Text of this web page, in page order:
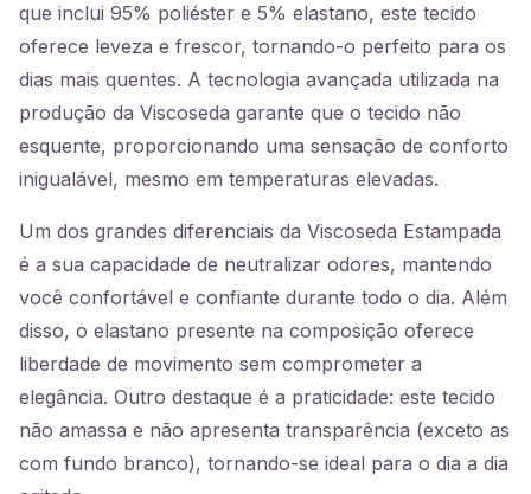
que inclui 95% poliéster e 5% elastano, este tecido
oferece leveza e frescor, tornando-o perfeito para os
dias mais quentes. A tecnologia avançada utilizada na
produção da Viscoseda garante que o tecido não
esquente, proporcionando uma sensação de conforto
inigualável, mesmo em temperaturas elevadas.
Um dos grandes diferenciais da Viscoseda Estampada
é a sua capacidade de neutralizar odores, mantendo
você confortável e confiante durante todo o dia. Além
disso, o elastano presente na composição oferece
liberdade de movimento sem comprometer a
elegância. Outro destaque é a praticidade: este tecido
não amassa e não apresenta transparência (exceto as
com fundo branco), tornando-se ideal para o dia a dia